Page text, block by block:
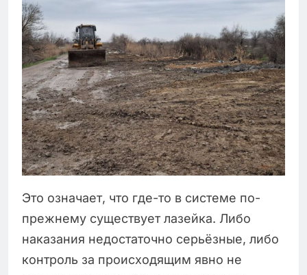
Это означает, что где-то в системе по-
прежнему существует лазейка. Либо
наказания недостаточно серьёзные, либо
контроль за происходящим явно не